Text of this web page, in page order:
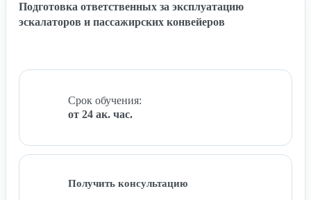
Подготовка ответственных за эксплуатацию
эскалаторов и пассажирских конвейеров
Срок обучения:
от 24 ак. час.
Получить консультацию